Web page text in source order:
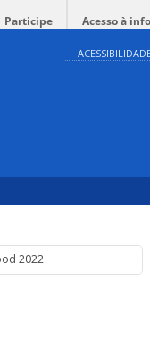
Participe Acesso à
2022